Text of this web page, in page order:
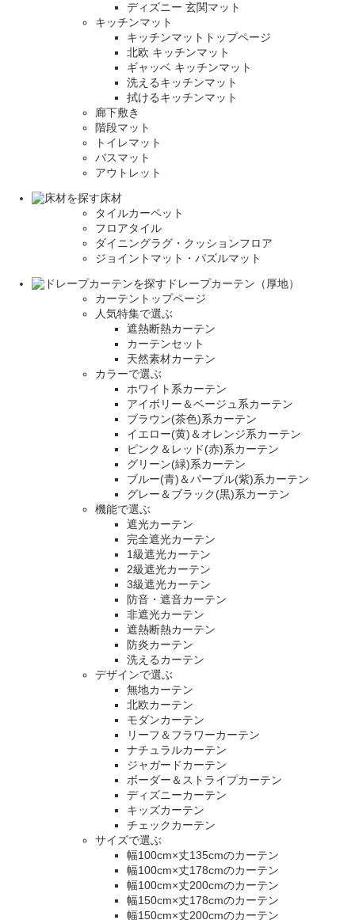
ディズニー 玄関マット
キッチンマット
キッチンマットトップページ
北欧 キッチンマット
ギャッベ キッチンマット
洗えるキッチンマット
拭けるキッチンマット
廊下敷き
階段マット
トイレマット
バスマット
アウトレット
床材
タイルカーペット
フロアタイル
ダイニングラグ・クッションフロア
ジョイントマット・パズルマット
ドレープカーテン（厚地）
カーテントップページ
人気特集で選ぶ
遮熱断熱カーテン
カーテンセット
天然素材カーテン
カラーで選ぶ
ホワイト系カーテン
アイボリー＆ベージュ系カーテン
ブラウン(茶色)系カーテン
イエロー(黄)＆オレンジ系カーテン
ピンク＆レッド(赤)系カーテン
グリーン(緑)系カーテン
ブルー(青)＆パープル(紫)系カーテン
グレー＆ブラック(黒)系カーテン
機能で選ぶ
遮光カーテン
完全遮光カーテン
1級遮光カーテン
2級遮光カーテン
3級遮光カーテン
防音・遮音カーテン
非遮光カーテン
遮熱断熱カーテン
防炎カーテン
洗えるカーテン
デザインで選ぶ
無地カーテン
北欧カーテン
モダンカーテン
リーフ＆フラワーカーテン
ナチュラルカーテン
ジャガードカーテン
ボーダー＆ストライプカーテン
ディズニーカーテン
キッズカーテン
チェックカーテン
サイズで選ぶ
幅100cm×丈135cmのカーテン
幅100cm×丈178cmのカーテン
幅100cm×丈200cmのカーテン
幅150cm×丈178cmのカーテン
幅150cm×丈200cmのカーテン